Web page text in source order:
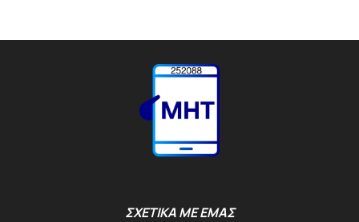
ΣΧΕΤΙΚΑ ΜΕ ΕΜΑΣ